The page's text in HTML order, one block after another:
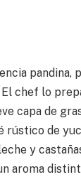
pandina,
chef lo
capa de
rústico de
y
aroma